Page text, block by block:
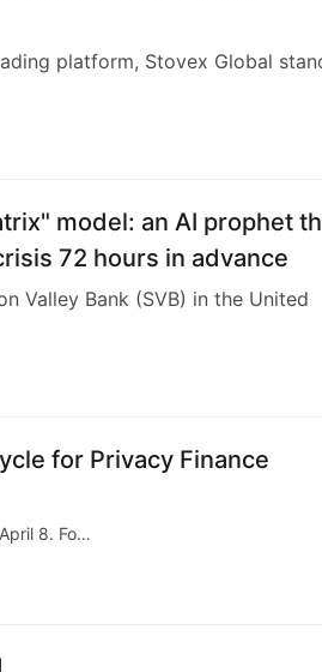
platform, Stovex Global
model: an AI prophet
72 hours in advance
Valley Bank (SVB) in the United
for Privacy Finance
8. Fo…